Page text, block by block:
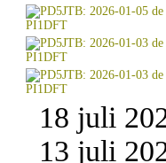
18 juli
13 juli